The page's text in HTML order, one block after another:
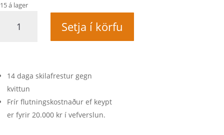
15 á lager
Setja í körfu
14 daga skilafrestur gegn
kvittun
Frír flutningskostnaður ef keypt
er fyrir 20.000 kr í vefverslun.